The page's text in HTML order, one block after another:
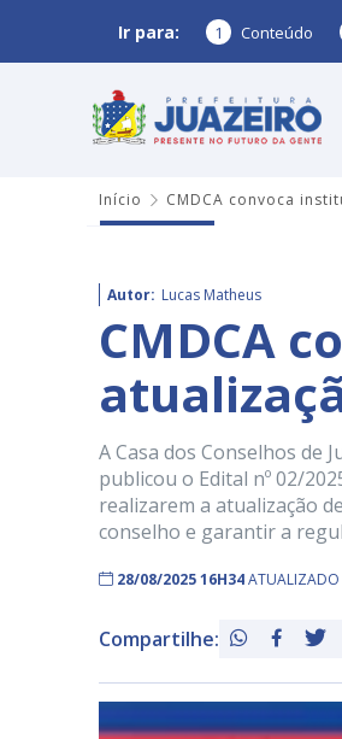
Ir para: 1 Conteúdo
Início CMDCA convoca
Autor: Lucas Matheus
CMDCA
A Casa dos Conselhos de
publicou o Edital nº 02/
realizarem a atualização
conselho e garantir a
28/08/2025 16H34ATUALIZADO
Compartilhe: